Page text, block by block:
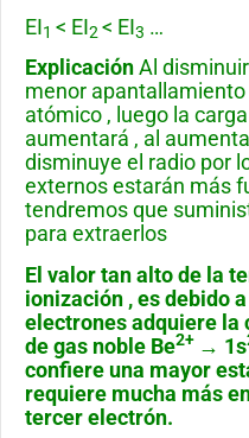
EI1 < EI2< EI3 …
ExplicaciónAl
menor
atómico , luego la
aumentará , al
disminuye el radio por
externos estarán más
tendremos que
para extraerlos
El valor tan alto de la
ionización , es debido
electrones adquiere la
de gas noble Be2+ → 1s
confiere una mayor
requiere mucha más
tercer electrón.